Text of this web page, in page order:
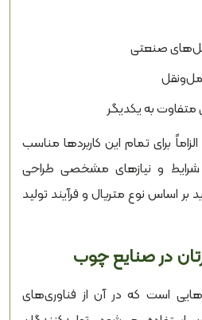
صنعتی
به یکدیگر
برای تمام این کاربردها مناسب
و نیازهای مشخصی طراحی
اساس نوع متریال و فرآیند تولید
در صنایع چوب
است که در آن از فناوری‌های